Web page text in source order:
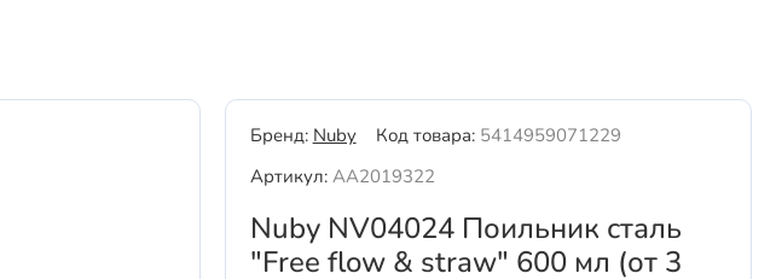
Бренд: Nuby Код товара: 5414959071229
Артикул: AA2019322
Nuby NV04024 Поильник сталь
"Free flow & straw" 600 мл (от 3